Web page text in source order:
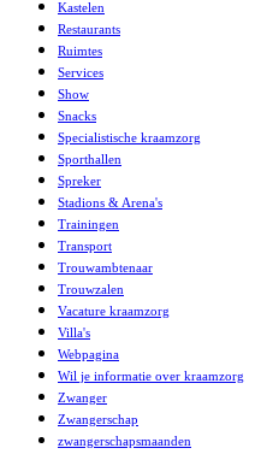
Kastelen
Restaurants
Ruimtes
Services
Show
Snacks
Specialistische kraamzorg
Sporthallen
Spreker
Stadions & Arena's
Trainingen
Transport
Trouwambtenaar
Trouwzalen
Vacature kraamzorg
Villa's
Webpagina
Wil je informatie over kraamzorg
Zwanger
Zwangerschap
zwangerschapsmaanden